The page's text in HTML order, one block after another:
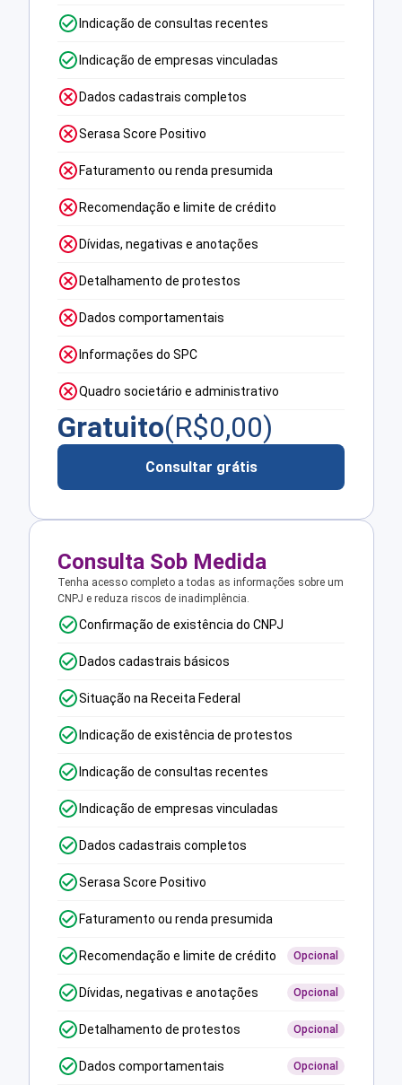
Indicação de consultas recentes
Indicação de empresas vinculadas
Dados cadastrais completos
Serasa Score Positivo
Faturamento ou renda presumida
Recomendação e limite de crédito
Dívidas, negativas e anotações
Detalhamento de protestos
Dados comportamentais
Informações do SPC
Quadro societário e administrativo
Gratuito(R$0,00)
Consultar grátis
Consulta Sob Medida
Tenha acesso completo a todas as informações sobre um
CNPJ e reduza riscos de inadimplência.
Confirmação de existência do CNPJ
Dados cadastrais básicos
Situação na Receita Federal
Indicação de existência de protestos
Indicação de consultas recentes
Indicação de empresas vinculadas
Dados cadastrais completos
Serasa Score Positivo
Faturamento ou renda presumida
Recomendação e limite de crédito Opcional
Dívidas, negativas e anotações Opcional
Detalhamento de protestos Opcional
Dados comportamentais Opcional